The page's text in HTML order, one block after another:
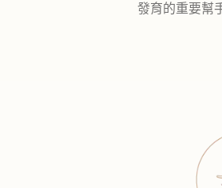
發育的重要幫